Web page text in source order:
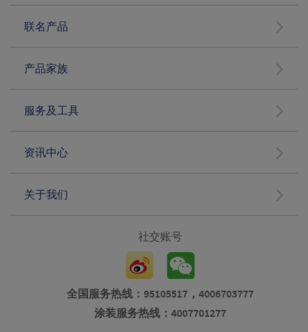
联名产品
产品家族
服务及工具
资讯中心
关于我们
社交账号
全国服务热线：95105517，4006703777
涂装服务热线：4007701277